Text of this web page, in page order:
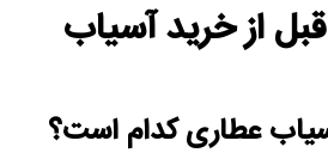
از خرید آسیاب
عطاری کدام است؟